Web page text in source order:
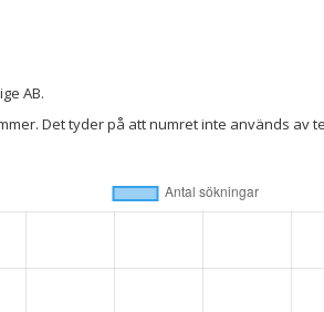
AB.
Det tyder på att numret inte används av